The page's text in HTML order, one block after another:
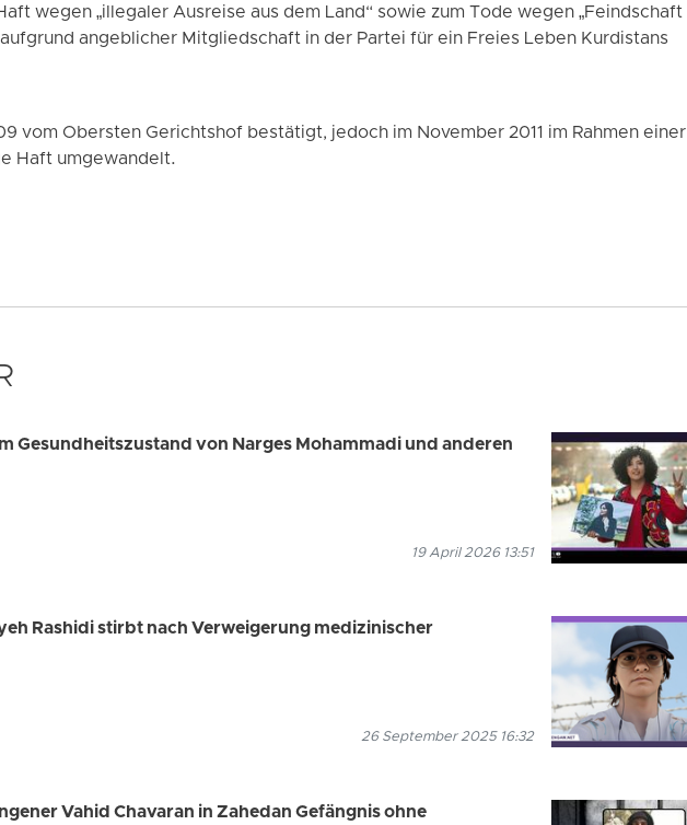
wegen „illegaler Ausreise aus dem Land“ sowie zum Tode wegen „Feindschaft
angeblicher Mitgliedschaft in der Partei für ein Freies Leben Kurdistans
vom Obersten Gerichtshof bestätigt, jedoch im November 2011 im Rahmen einer
Haft umgewandelt.
Gesundheitszustand von Narges Mohammadi und anderen
19 April 2026 13:51
Rashidi stirbt nach Verweigerung medizinischer
26 September 2025 16:32
Vahid Chavaran in Zahedan Gefängnis ohne